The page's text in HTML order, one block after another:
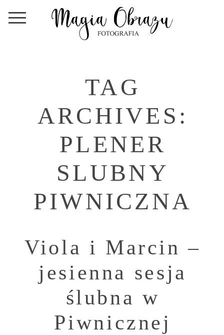
TAG
ARCHIVES:
PLENER
SLUBNY
PIWNICZNA
Viola i Marcin –
jesienna sesja
ślubna w
Piwnicznej